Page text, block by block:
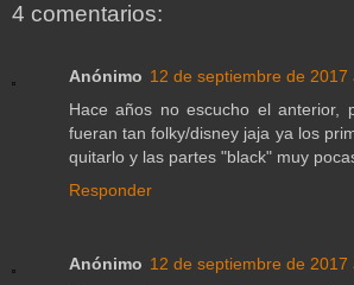
4 comentarios:
Anónimo 12 de septiembre de 2017
Hace años no escucho el anterior,
fueran tan folky/disney jaja ya los
quitarlo y las partes "black" muy
Responder
Anónimo 12 de septiembre de 2017